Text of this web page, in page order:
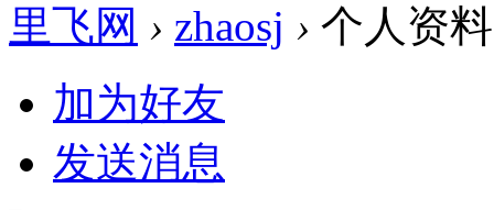
里飞网 › zhaosj › 个人资料
加为好友
发送消息